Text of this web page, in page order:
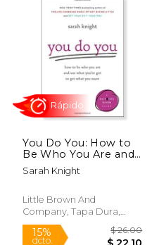
15%
dcto. $ 16.99
You Do You: How to
Be Who You Are and
Use What You've Got
to Get What You
Guide) (en Inglés)
Sarah Knight
Little Brown And
Company, Tapa Dura,
Nuevo